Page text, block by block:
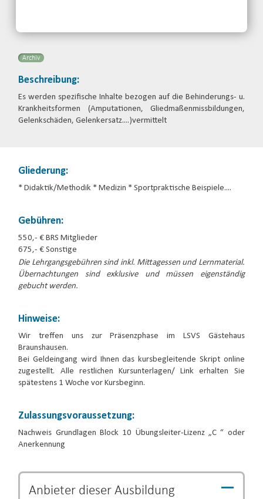
Archiv
Beschreibung:
Es werden spezifische Inhalte bezogen auf die Behinderungs- u.
Krankheitsformen (Amputationen, Gliedmaßenmissbildungen,
Gelenkschäden, Gelenkersatz….)vermittelt
Gliederung:
* Didaktik/Methodik * Medizin * Sportpraktische Beispiele….
Gebühren:
550,- € BRS Mitglieder
675,- € Sonstige
Die Lehrgangsgebühren sind inkl. Mittagessen und Lernmaterial.
Übernachtungen sind exklusive und müssen eigenständig
gebucht werden.
Hinweise:
Wir treffen uns zur Präsenzphase im LSVS Gästehaus
Braunshausen.
Bei Geldeingang wird Ihnen das kursbegleitende Skript online
zugestellt. Alle restlichen Kursunterlagen/ Link erhalten Sie
spätestens 1 Woche vor Kursbeginn.
Zulassungsvoraussetzung:
Nachweis Grundlagen Block 10 Übungsleiter-Lizenz „C “ oder
Anerkennung
Anbieter dieserAusbildung